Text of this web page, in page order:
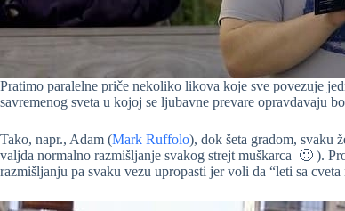
Pratimo paralelne priče nekoliko likova koje sve povezuje
savremenog sveta u kojoj se ljubavne prevare opravdavaju
Tako, napr., Adam (Mark Ruffolo), dok šeta gradom, svaku
valjda normalno razmišljanje svakog strejt muškarca 🙂 ).
razmišljanju pa svaku vezu upropasti jer voli da “leti sa cveta